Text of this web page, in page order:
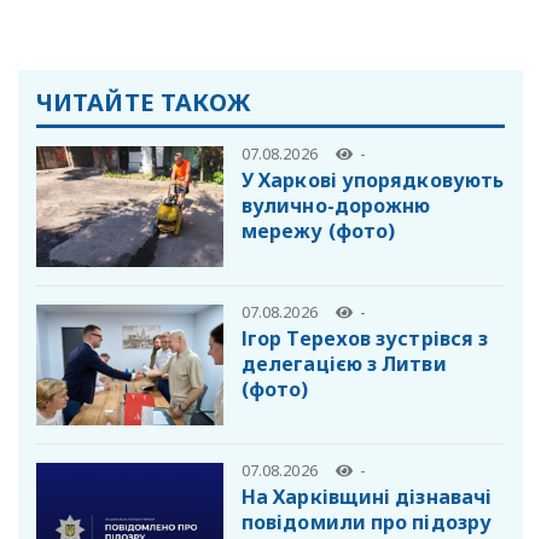
ЧИТАЙТЕ ТАКОЖ
07.08.2026 -
У Харкові упорядковують
вулично-дорожню
мережу (фото)
07.08.2026 -
Ігор Терехов зустрівся з
делегацією з Литви
(фото)
07.08.2026 -
На Харківщині дізнавачі
повідомили про підозру